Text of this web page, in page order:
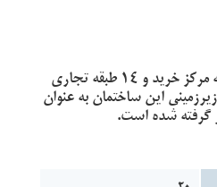
این ساختمان شامل ٢ طبقه مرکز خرید و ١۴ طبقه تجاری
باشد و ۴ طبقه زیرزمینی این ساختمان به عنوان
گرفته شده است.